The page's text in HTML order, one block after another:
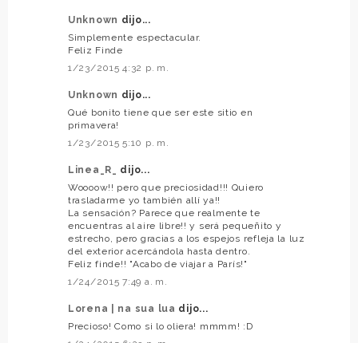
Unknown dijo...
Simplemente espectacular.
Feliz Finde
1/23/2015 4:32 p. m.
Unknown dijo...
Qué bonito tiene que ser este sitio en
primavera!
1/23/2015 5:10 p. m.
Linea_R_ dijo...
Woooow!! pero que preciosidad!!! Quiero
trasladarme yo también allí ya!!
La sensación? Parece que realmente te
encuentras al aire libre!! y será pequeñito y
estrecho, pero gracias a los espejos refleja la luz
del exterior acercándola hasta dentro.
Feliz finde!! "Acabo de viajar a París!"
1/24/2015 7:49 a. m.
Lorena | na sua lua dijo...
Precioso! Como si lo oliera! mmmm! :D